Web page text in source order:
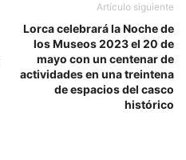
Artículo siguiente
Lorca celebrará la Noche de
los Museos 2023 el 20 de
mayo con un centenar de
actividades en una treintena
de espacios del casco
histórico